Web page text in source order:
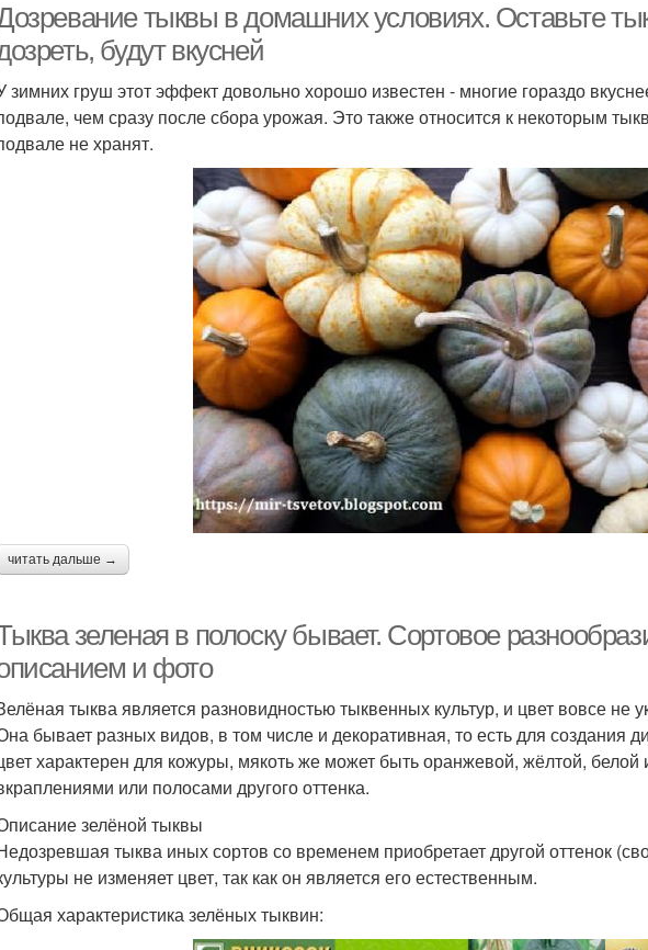
тыквы в домашних условиях. Оставьте
будут вкусней
зимних груш этот эффект довольно хорошо известен - многие гораздо
чем сразу после сбора урожая. Это также относится к некоторым
не хранят.
читать дальше →
зеленая в полоску бывает. Сортовое
и фото
тыква является разновидностью тыквенных культур, и цвет вовсе не
бывает разных видов, в том числе и декоративная, то есть для создания
характерен для кожуры, мякоть же может быть оранжевой, жёлтой,
или полосами другого оттенка.
зелёной тыквы
тыква иных сортов со временем приобретает другой оттенок
не изменяет цвет, так как он является его естественным.
характеристика зелёных тыквин: